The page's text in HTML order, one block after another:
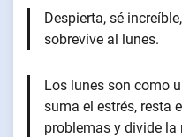
Despierta, sé
sobrevive al lunes.
Los lunes son como
suma el estrés, resta
problemas y divide la